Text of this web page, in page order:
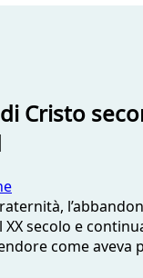
Cristo
XX secolo e
come aveva